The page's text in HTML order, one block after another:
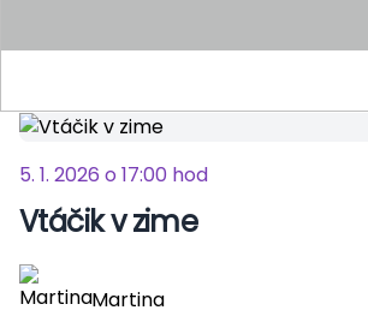
5. 1. 2026 o 17:00 hod
Vtáčik v zime
Martina